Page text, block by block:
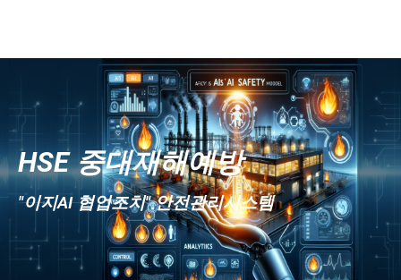
HSE 중대재해예방
"이지AI 협업조치" 안전관리시스템